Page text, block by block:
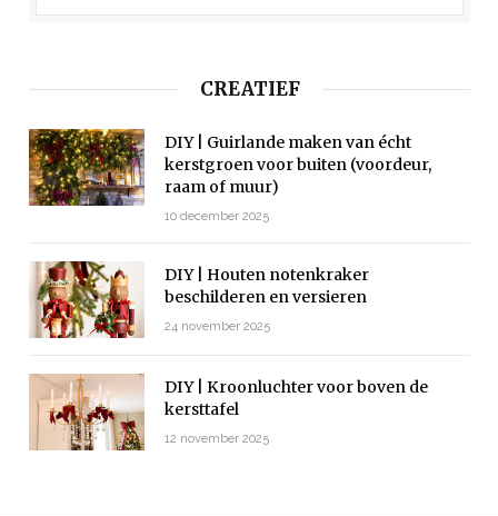
CREATIEF
DIY | Guirlande maken van écht
kerstgroen voor buiten (voordeur,
raam of muur)
10 december 2025
DIY | Houten notenkraker
beschilderen en versieren
24 november 2025
DIY | Kroonluchter voor boven de
kersttafel
12 november 2025